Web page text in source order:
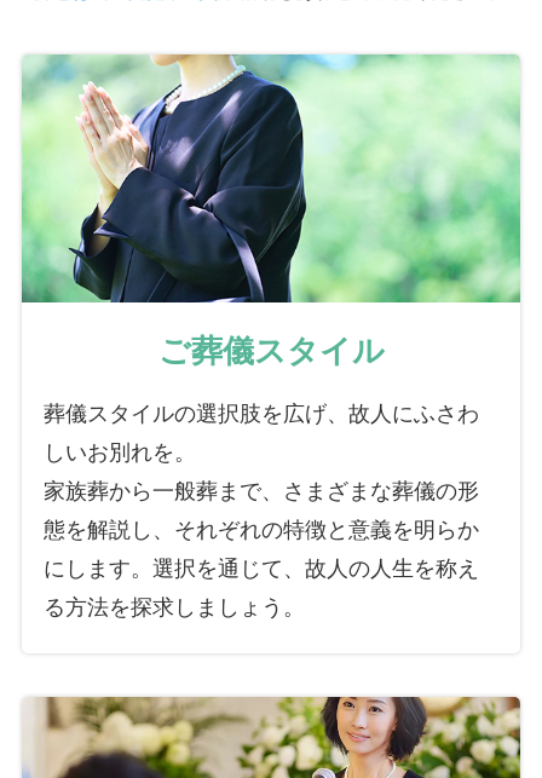
ご葬儀スタイル
葬儀スタイルの選択肢を広げ、故人にふさわ
しいお別れを。
家族葬から一般葬まで、さまざまな葬儀の形
態を解説し、それぞれの特徴と意義を明らか
にします。選択を通じて、故人の人生を称え
る方法を探求しましょう。